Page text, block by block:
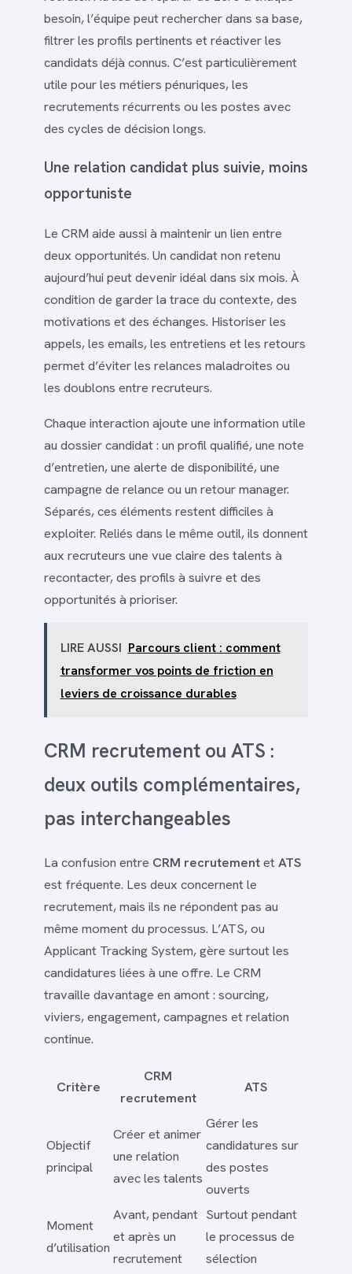
besoin, l’équipe peut rechercher dans sa base,
filtrer les profils pertinents et réactiver les
candidats déjà connus. C’est particulièrement
utile pour les métiers pénuriques, les
recrutements récurrents ou les postes avec
des cycles de décision longs.
Une relation candidat plus suivie, moins
opportuniste
Le CRM aide aussi à maintenir un lien entre
deux opportunités. Un candidat non retenu
aujourd’hui peut devenir idéal dans six mois. À
condition de garder la trace du contexte, des
motivations et des échanges. Historiser les
appels, les emails, les entretiens et les retours
permet d’éviter les relances maladroites ou
les doublons entre recruteurs.
Chaque interaction ajoute une information utile
au dossier candidat : un profil qualifié, une note
d’entretien, une alerte de disponibilité, une
campagne de relance ou un retour manager.
Séparés, ces éléments restent difficiles à
exploiter. Reliés dans le même outil, ils donnent
aux recruteurs une vue claire des talents à
recontacter, des profils à suivre et des
opportunités à prioriser.
LIRE AUSSI Parcours client : comment
transformer vos points de friction en
leviers de croissance durables
CRM recrutement ou ATS :
deux outils complémentaires,
pas interchangeables
La confusion entre CRM recrutementetATS
est fréquente. Les deux concernent le
recrutement, mais ils ne répondent pas au
même moment du processus. L’ATS, ou
Applicant Tracking System, gère surtout les
candidatures liées à une offre. Le CRM
travaille davantage en amont : sourcing,
viviers, engagement, campagnes et relation
continue.
Critère
CRM
recrutement
ATS
Objectif
principal
Créer et animer
une relation
avec les talents
Gérer les
candidatures sur
des postes
ouverts
Moment
d’utilisation
Avant, pendant
et après un
recrutement
Surtout pendant
le processus de
sélection